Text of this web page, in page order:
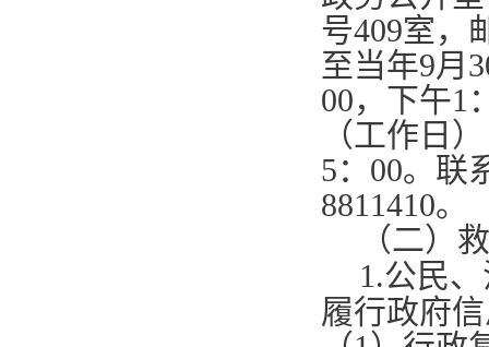
号409室，
至当年9月
00，下午1
（工作日
5： 00。联
8811410。
（二）
1.公民
履行政府